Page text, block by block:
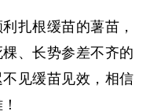
扎根缓苗的薯苗，
、长势参差不齐的
见缓苗见效，相信